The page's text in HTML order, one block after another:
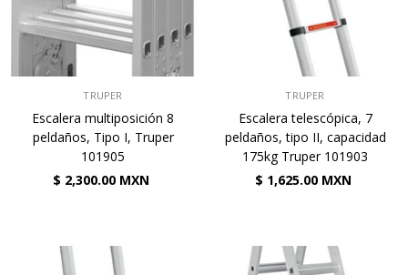
TRUPER
Escalera multiposición 8
peldaños, Tipo I, Truper
101905
$ 2,300.00 MXN
TRUPER
Escalera telescópica, 7
peldaños, tipo II, capacidad
175kg Truper 101903
$ 1,625.00 MXN